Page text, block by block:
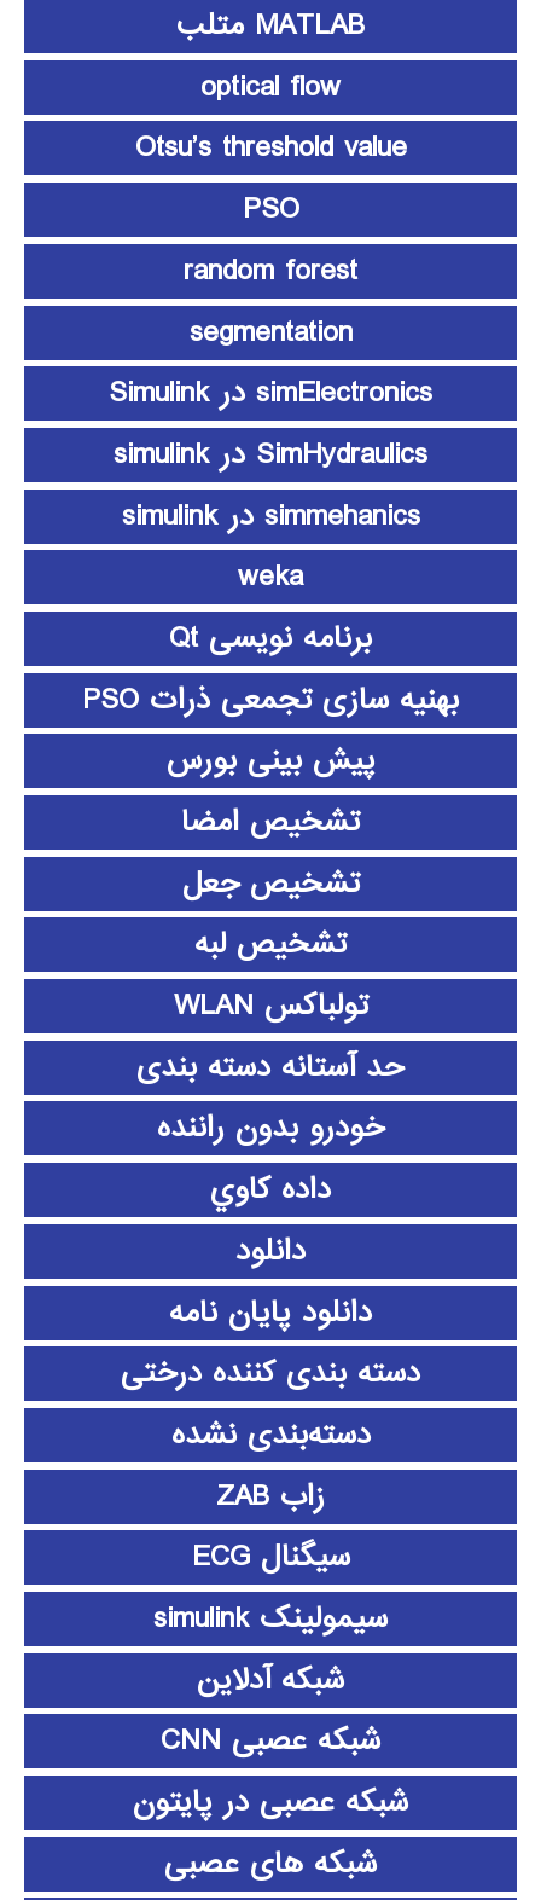
MATLAB متلب
optical flow
Otsu’s threshold value
PSO
random forest
segmentation
simElectronics در Simulink
SimHydraulics در simulink
simmehanics در simulink
weka
برنامه نویسی Qt
بهنیه سازی تجمعی ذرات PSO
پیش بینی بورس
تشخیص امضا
تشخیص جعل
تشخیص لبه
تولباکس WLAN
حد آستانه دسته بندی
خودرو بدون راننده
داده كاوي
دانلود
دانلود پايان نامه
دسته بندی کننده درختی
دسته‌بندی نشده
زاب ZAB
سیگنال ECG
سیمولینک simulink
شبکه آدلاین
شبکه عصبی CNN
شبکه عصبی در پایتون
شبکه های عصبی